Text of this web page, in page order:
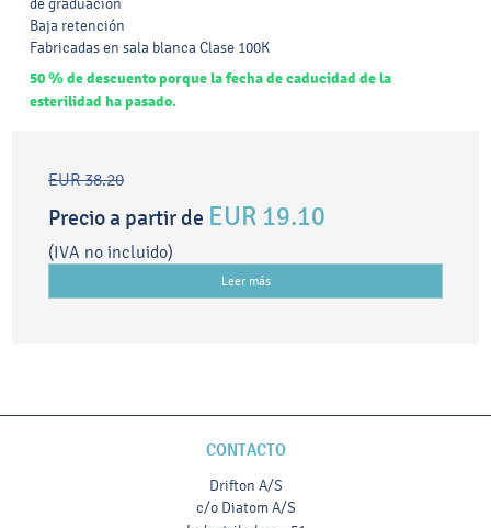
de graduación
Baja retención
Fabricadas en sala blanca Clase 100K
50 % de descuento porque la fecha de caducidad de la
esterilidad ha pasado.
EUR 38.20
Precio a partir de EUR 19.10
(IVA no incluido)
Leer más
CONTACTO
Drifton A/S
c/o Diatom A/S